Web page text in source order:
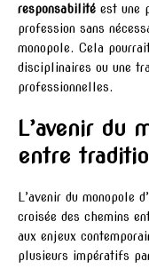
responsabilité est une
profession sans
monopole. Cela
disciplinaires ou une
professionnelles.
L’avenir du
entre
L’avenir du monopole
croisée des chemins
aux enjeux
plusieurs impératifs